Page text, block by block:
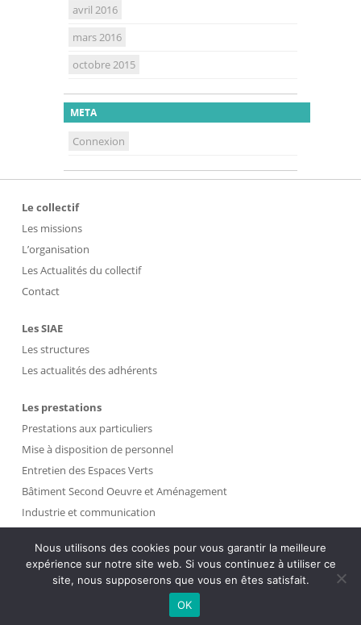
avril 2016
mars 2016
octobre 2015
META
Connexion
Le collectif
Les missions
L’organisation
Les Actualités du collectif
Contact
Les SIAE
Les structures
Les actualités des adhérents
Les prestations
Prestations aux particuliers
Mise à disposition de personnel
Entretien des Espaces Verts
Bâtiment Second Oeuvre et Aménagement
Industrie et communication
Intranet
Nous utilisons des cookies pour vous garantir la meilleure
expérience sur notre site web. Si vous continuez à utiliser ce
site, nous supposerons que vous en êtes satisfait.
OK